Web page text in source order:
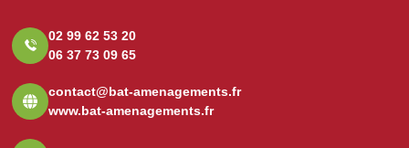
02 99 62 53 20
06 37 73 09 65
contact@bat-amenagements.fr
www.bat-amenagements.fr